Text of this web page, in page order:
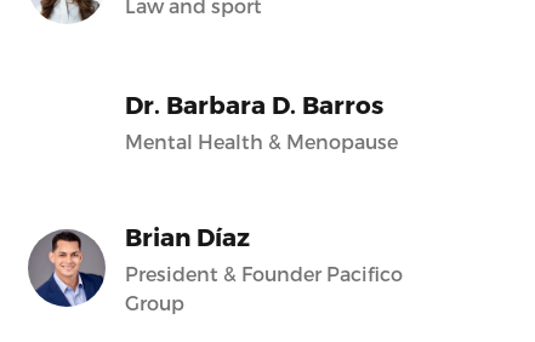
Law and sport
Dr. Barbara D. Barros
Mental Health & Menopause
Brian Díaz
President & Founder Pacifico
Group